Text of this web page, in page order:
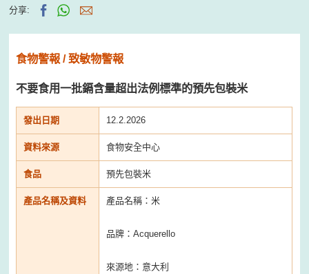
分享:
食物警報 / 致敏物警報
不要食用一批鎘含量超出法例標準的預先包裝米
發出日期 12.2.2026
資料來源 食物安全中心
食品 預先包裝米
產品名稱及資料 產品名稱：米
品牌：Acquerello
來源地：意大利